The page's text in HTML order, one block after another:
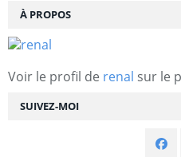
SUIVEZ-MOI
À PROPOS
Voir le profil de renal sur le